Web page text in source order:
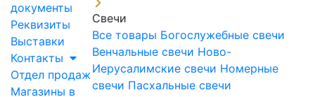
документы
Реквизиты
Выставки
Контакты
Отдел продаж
Магазины в
Свечи
Все товары Богослужебные свечи
Венчальные свечи Ново-
Иерусалимские свечи Номерные
свечи Пасхальные свечи